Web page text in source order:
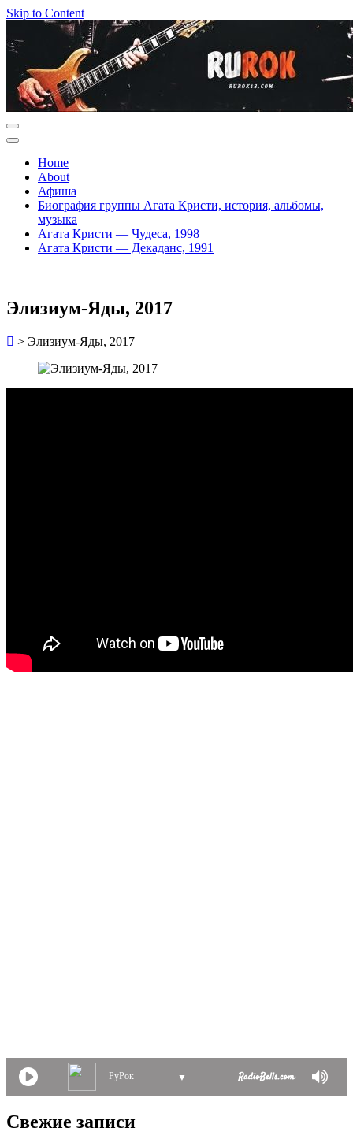
Skip to Content
Home
About
Афиша
Биография группы Агата Кристи, история, альбомы,
музыка
Агата Кристи — Чудеса, 1998
Агата Кристи — Декаданс, 1991
Элизиум-Яды, 2017
> Элизиум-Яды, 2017
РуРок ▼
Свежие записи